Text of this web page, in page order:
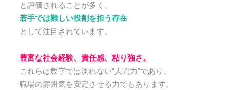
と評価されることが多く、
若手では難しい役割を担う存在
として注目されています。
豊富な社会経験、責任感、粘り強さ。
これらは数字では測れない“人間力”であり、
職場の雰囲気を安定させる力でもあります。